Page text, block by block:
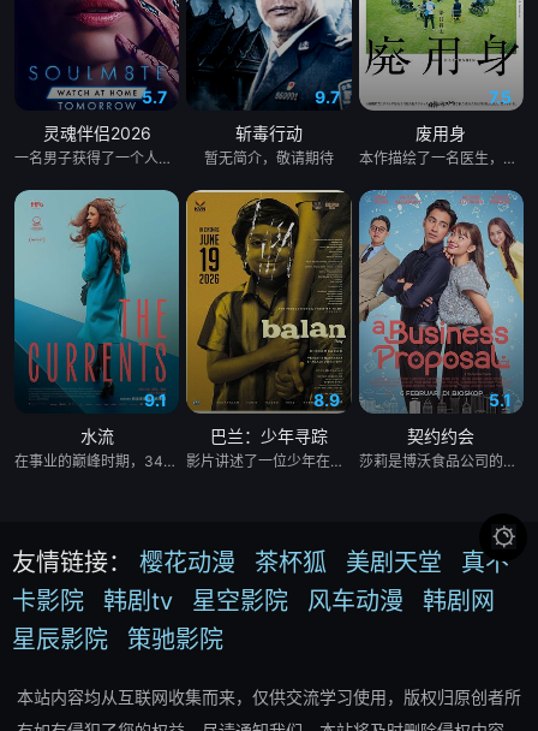
5.7
灵魂伴侣2026
一名男子获得了一个人工智能机器人，以应对刚刚去世的妻子的去世。 为了创造一个真正有知觉的伴侣，他无意中把一个无害的爱情机器人变成了一个致命的灵魂伴侣。
9.7
斩毒行动
暂无简介，敬请期待
7.5
废用身
本作描绘了一名医生，因一种围绕“废用身”——因瘫痪等原因已无恢复可能的四肢——的治疗方法，而一步步踏入在追求理想的理性与疯狂之间摇摆的危险领域。在某座城镇的日间照护中心里，一种突破性的疗法在老年人之间悄然流传：对患者进行废用身切除后，不仅“身体和心情都变轻松了”，甚至“原本严厉的性格也变得温和”，出现了看似积极的副作用。听闻此事的编辑矢仓察觉到其可能为老年医疗带来革命性变革，遂向开发该疗法的院长漆原提出出书邀约。然而，关于该照护中心的内部举报被泄露至周刊杂志，加之患者家中发生的一起事件，事态骤然逆转，真相逐渐陷入黑暗。 本片改编自久坂部羊的同名原著小说。
9.1
水流
在事业的巅峰时期，34岁的阿根廷造型师丽娜在瑞士的一场颁奖典礼后，被一种突如其来的冲动驱使。回到布宜诺斯艾利斯后，她什么也没说，但她内心深处似乎发生了某种变化——这种变化是安静且无形的，它悄然地解开了她以为自己早已抛在脑后的过去。
8.9
巴兰：少年寻踪
影片讲述了一位少年在动荡的童年中长大，母亲又突然失踪后，他踏上了寻母之旅。这不仅是对母亲下落的追寻，更是他探寻身世真相、寻求内心释怀的过程。
5.1
契约约会
莎莉是博沃食品公司的食品分析师，如今陷入财务困境，她答应为挚友雅斯敏牵线搭桥，为她安排相亲。原来，雅斯敏的约会对象是乌塔玛，博沃食品公司的继承人，名声赫赫。乌塔玛本人也是在祖父博沃的坚持下才答应了相亲。乌塔玛要求莎莉继续这场相亲闹剧，以克服艾扬·博沃坚持要撮合的麻烦。现在，莎莉必须设法解决家庭经济问题，隐瞒自己博沃食品公司员工的身份，并成为乌塔玛的约会对象。
友情链接： 樱花动漫 茶杯狐 美剧天堂
真不
卡影院
韩剧tv 星空影院 风车动漫
韩剧网
星辰影院
策驰影院
本站内容均从互联网收集而来，仅供交流学习使用，版权归原创者所
